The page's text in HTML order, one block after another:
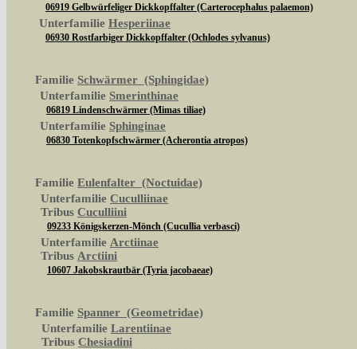
06919 Gelbwürfeliger Dickkopffalter (Carterocephalus palaemon)
Unterfamilie Hesperiinae
06930 Rostfarbiger Dickkopffalter (Ochlodes sylvanus)
Familie Schwärmer (Sphingidae)
Unterfamilie Smerinthinae
06819 Lindenschwärmer (Mimas tiliae)
Unterfamilie Sphinginae
06830 Totenkopfschwärmer (Acherontia atropos)
Familie Eulenfalter (Noctuidae)
Unterfamilie Cuculliinae
Tribus Cuculliini
09233 Königskerzen-Mönch (Cucullia verbasci)
Unterfamilie Arctiinae
Tribus Arctiini
10607 Jakobskrautbär (Tyria jacobaeae)
Familie Spanner (Geometridae)
Unterfamilie Larentiinae
Tribus Chesiadini